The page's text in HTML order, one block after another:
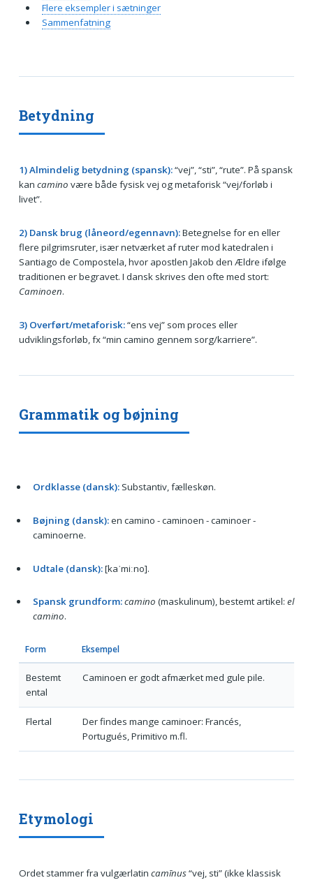
Betydning
1) Almindelig betydning (spansk):“vej”, “sti”, “rute”. På spansk
kan camino være både fysisk vej og metaforisk “vej/forløb i
livet”.
2) Dansk brug (låneord/egennavn):Betegnelse for en eller
flere pilgrimsruter, især netværket af ruter mod katedralen i
Santiago de Compostela, hvor apostlen Jakob den Ældre ifølge
traditionen er begravet. I dansk skrives den ofte med stort:
Caminoen.
3) Overført/metaforisk:“ens vej” som proces eller
udviklingsforløb, fx “min camino gennem sorg/karriere”.
Grammatik og bøjning
Ordklasse (dansk):Substantiv, fælleskøn.
Bøjning (dansk):en camino - caminoen - caminoer -
caminoerne.
Udtale (dansk):[kaˈmiːno].
Spansk grundform:camino (maskulinum), bestemt artikel: el
camino.
Form Eksempel
Bestemt
ental
Caminoen er godt afmærket med gule pile.
Flertal
Der findes mange caminoer: Francés,
Portugués, Primitivo m.fl.
Etymologi
Ordet stammer fra vulgærlatin camīnus“vej, sti” (ikke klassisk
Flere eksempler i sætninger
Sammenfatning